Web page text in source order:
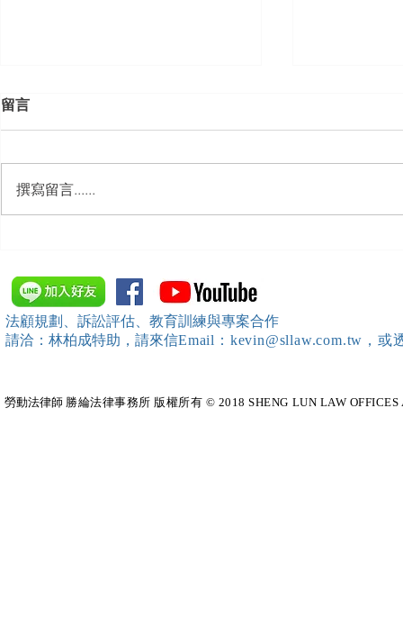
中、南等地辦理（職場霸凌防
治教育訓練）課程 邀請本所律
師團隊擔任講師，課程圓滿完
成~*
留言
撰寫留言......
法顧規劃、訴訟評估、教育訓練與專案合作
請洽：林柏成特助 ，請來信Email：kevin@sllaw.com.tw，
勞動法律師​ 勝綸法律事務所 版權所有 © 2018 SHENG LUN LAW